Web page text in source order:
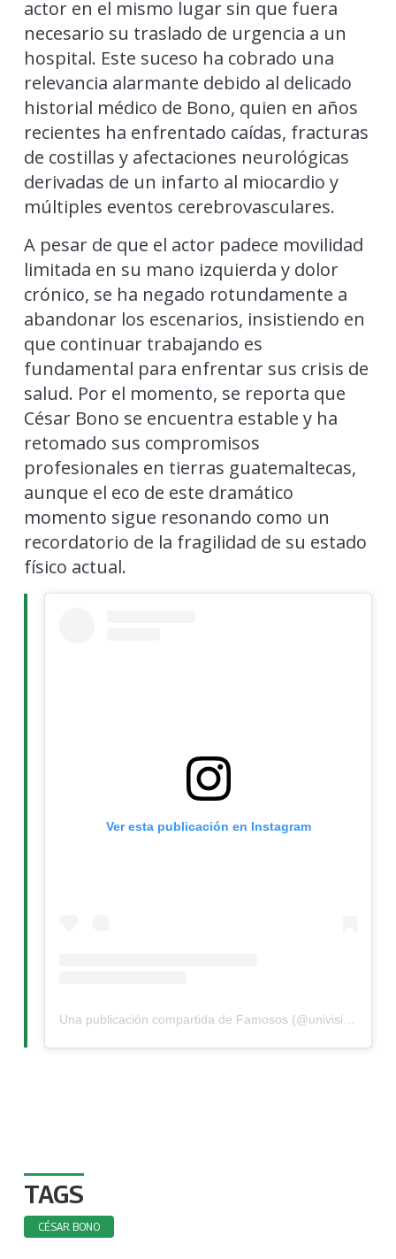
actor en el mismo lugar sin que fuera
necesario su traslado de urgencia a un
hospital. Este suceso ha cobrado una
relevancia alarmante debido al delicado
historial médico de Bono, quien en años
recientes ha enfrentado caídas, fracturas
de costillas y afectaciones neurológicas
derivadas de un infarto al miocardio y
múltiples eventos cerebrovasculares.
A pesar de que el actor padece movilidad
limitada en su mano izquierda y dolor
crónico, se ha negado rotundamente a
abandonar los escenarios, insistiendo en
que continuar trabajando es
fundamental para enfrentar sus crisis de
salud. Por el momento, se reporta que
César Bono se encuentra estable y ha
retomado sus compromisos
profesionales en tierras guatemaltecas,
aunque el eco de este dramático
momento sigue resonando como un
recordatorio de la fragilidad de su estado
físico actual.
Ver esta publicación en Instagram
Una publicación compartida de Famosos (@univisionfamosos)
TAGS
CÉSAR BONO